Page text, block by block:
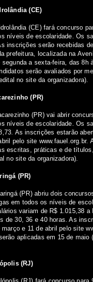
(CE)
(CE) fará concurso
níveis de escolaridade. Os
inscrições serão recebidas
prefeitura, localizada na
segunda a sexta-feira, das 8h
serão avaliados por
no site da organizadora).
(PR)
(PR) vai abrir
níveis de escolaridade. Os
As inscrições estarão
pelo site www.fauel.org.br.
escritas, práticas e de
no site da organizadora).
(PR)
(PR) abriu dois
em todos os níveis de
variam de R$ 1.015,38 a
de 30, 36 e 40 horas. As
março e 11 de abril pelo site
aplicadas em 15 de maio
(RJ)